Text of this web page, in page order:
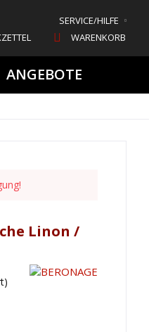
SERVICE/HILFE
WARENKORB
ANGEBOTE
Linon /